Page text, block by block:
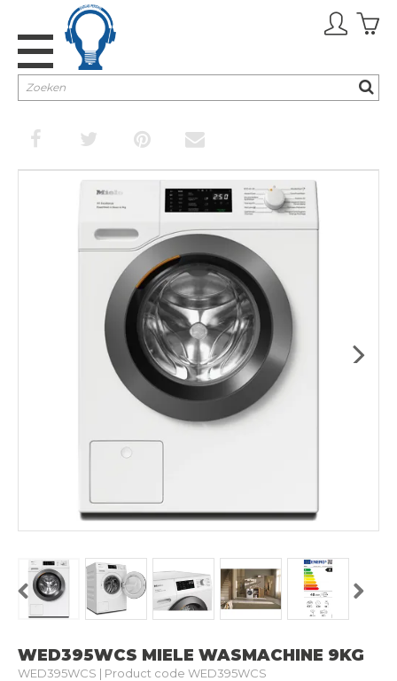
Huishouden
Verzorging
Cadeaubon
Previous
WED395WCS MIELE WASMACHINE 9KG
WED395WCS | Product code WED395WCS